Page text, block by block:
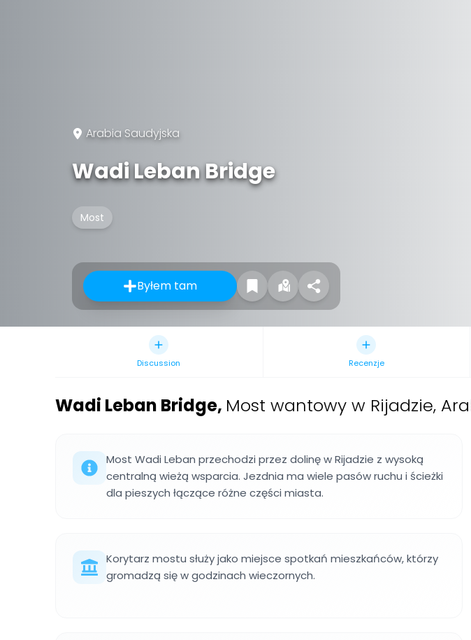
Arabia Saudyjska
Wadi Leban Bridge
Most
Byłem tam
Discussion Recenzje
Wadi Leban Bridge, Most wantowy w Rijadzie,
Most Wadi Leban przechodzi przez dolinę w Rijadzie z wysoką
centralną wieżą wsparcia. Jezdnia ma wiele pasów ruchu i ścieżki
dla pieszych łączące różne części miasta.
Korytarz mostu służy jako miejsce spotkań mieszkańców, którzy
gromadzą się w godzinach wieczornych.